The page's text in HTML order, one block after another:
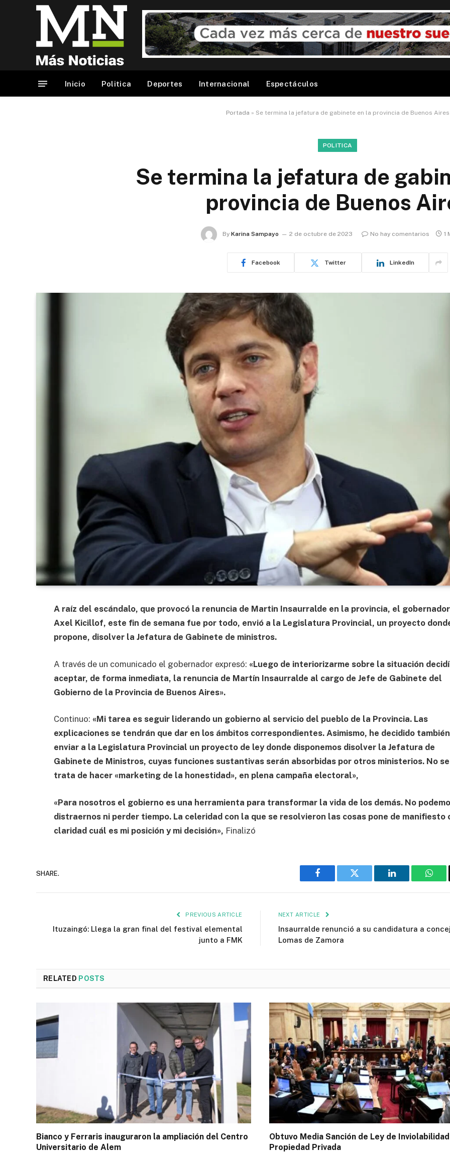
Inicio Politica Deportes Internacional Espectáculos
Portada » Se termina la jefatura de gabinete en la provincia de Buenos Aires
POLITICA
Se termina la jefatura de
provincia de Buenos
By Karina Sampayo 2 de octubre de 2023 No hay comentarios 1
Facebook Twitter LinkedIn
A raíz del escándalo, que provocó la renuncia de Martin Insaurralde en la provincia, el gobernador
Axel Kicillof, este fin de semana fue por todo, envió a la Legislatura Provincial, un proyecto
propone, disolver la Jefatura de Gabinete de ministros.
A través de un comunicado el gobernador expresó: «Luego de interiorizarme sobre la situación decidí
aceptar, de forma inmediata, la renuncia de Martín Insaurralde al cargo de Jefe de Gabinete del
Gobierno de la Provincia de Buenos Aires».
Continuo: «Mi tarea es seguir liderando un gobierno al servicio del pueblo de la Provincia. Las
explicaciones se tendrán que dar en los ámbitos correspondientes. Asimismo, he decidido también
enviar a la Legislatura Provincial un proyecto de ley donde disponemos disolver la Jefatura de
Gabinete de Ministros, cuyas funciones sustantivas serán absorbidas por otros ministerios. No se
trata de hacer «marketing de la honestidad», en plena campaña electoral»,
«Para nosotros el gobierno es una herramienta para transformar la vida de los demás. No
distraernos ni perder tiempo. La celeridad con la que se resolvieron las cosas pone de manifiesto
claridad cuál es mi posición y mi decisión», Finalizó
SHARE.
Facebook Twitter LinkedIn
PREVIOUS ARTICLE
Ituzaingó: Llega la gran final del festival elemental
junto a FMK
NEXT ARTICLE
Insaurralde renunció a su candidatura a
Lomas de Zamora
RELATED POSTS
Bianco y Ferraris inauguraron la ampliación del Centro
Universitario de Alem
Obtuvo Media Sanción de Ley de
Propiedad Privada